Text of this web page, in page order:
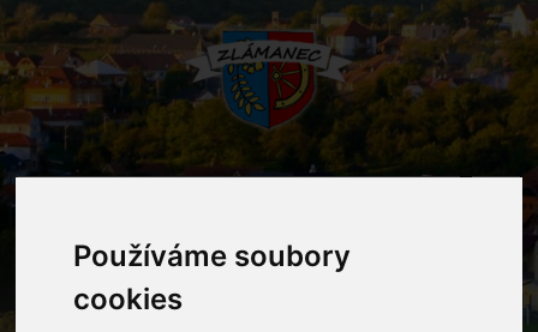
Používáme soubory
cookies
Fotogalerie